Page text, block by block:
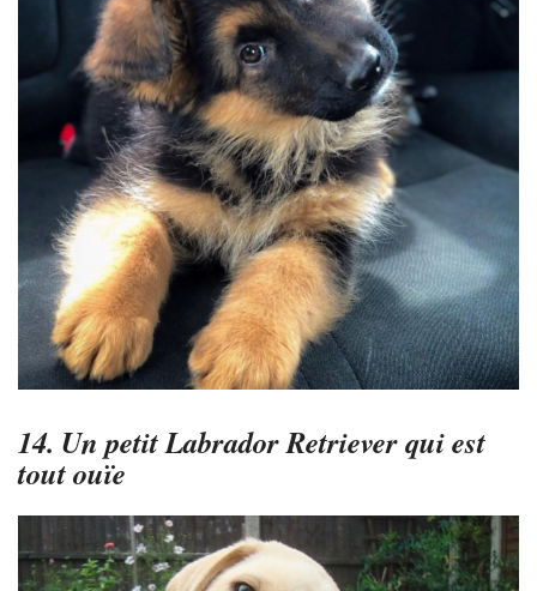
14. Un petit Labrador Retriever qui est
tout ouïe